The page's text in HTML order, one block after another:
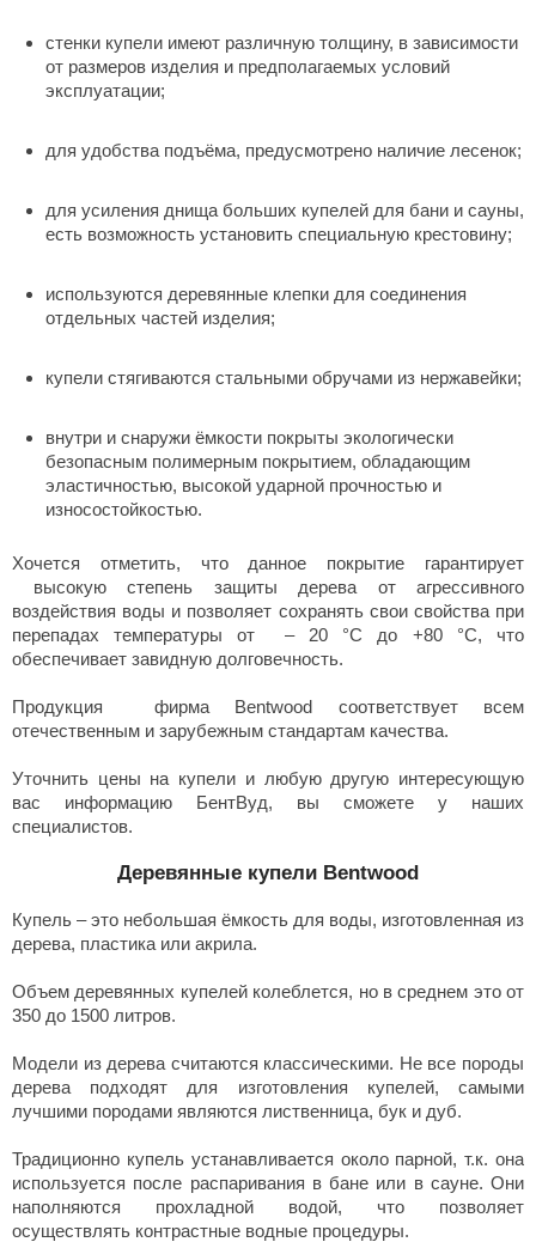
стенки купели имеют различную толщину, в зависимости
от размеров изделия и предполагаемых условий
эксплуатации;
для удобства подъёма, предусмотрено наличие лесенок;
для усиления днища больших купелей для бани и сауны,
есть возможность установить специальную крестовину;
используются деревянные клепки для соединения
отдельных частей изделия;
купели стягиваются стальными обручами из нержавейки;
внутри и снаружи ёмкости покрыты экологически
безопасным полимерным покрытием, обладающим
эластичностью, высокой ударной прочностью и
износостойкостью.
Хочется отметить, что данное покрытие гарантирует
высокую степень защиты дерева от агрессивного
воздействия воды и позволяет сохранять свои свойства при
перепадах температуры от – 20 °С до +80 °С, что
обеспечивает завидную долговечность.
Продукция фирма Bentwood соответствует всем
отечественным и зарубежным стандартам качества.
Уточнить цены на купели и любую другую интересующую
вас информацию БентВуд, вы сможете у наших
специалистов.
Деревянные купели Bentwood
Купель – это небольшая ёмкость для воды, изготовленная из
дерева, пластика или акрила.
Объем деревянных купелей колеблется, но в среднем это от
350 до 1500 литров.
Модели из дерева считаются классическими. Не все породы
дерева подходят для изготовления купелей, самыми
лучшими породами являются лиственница, бук и дуб.
Традиционно купель устанавливается около парной, т.к. она
используется после распаривания в бане или в сауне. Они
наполняются прохладной водой, что позволяет
осуществлять контрастные водные процедуры.